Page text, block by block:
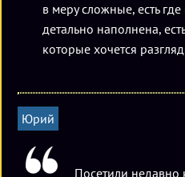
в меру сложные, есть
детально наполнена,
которые хочется
Юрий
Посетили недавно